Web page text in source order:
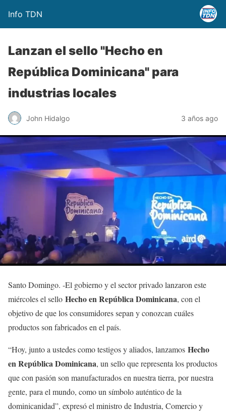
Info TDN
Lanzan el sello "Hecho en
República Dominicana" para
industrias locales
John Hidalgo 3 años ago
Santo Domingo. -El gobierno y el sector privado lanzaron este
miércoles el sello Hecho en República Dominicana, con el
objetivo de que los consumidores sepan y conozcan cuáles
productos son fabricados en el país.
“Hoy, junto a ustedes como testigos y aliados, lanzamos Hecho
en República Dominicana, un sello que representa los productos
que con pasión son manufacturados en nuestra tierra, por nuestra
gente, para el mundo, como un símbolo auténtico de la
dominicanidad”, expresó el ministro de Industria, Comercio y